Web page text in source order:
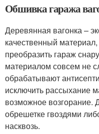
Обшивка гаража
Деревянная вагонка –
качественный
преобразить гараж
материалом совсем не
обрабатывают
исключить рассыхание
возможное возгорание.
обрешетке гвоздями
насквозь.